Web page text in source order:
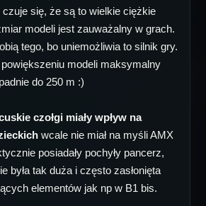
czuje się, że są to wielkie ciężkie
modeli jest zauważalny w grach.
tego, bo uniemożliwia to silnik gry.
modeli maksymalny
do 250 m :)
czołgi miały wpływ na
wcale nie miał na myśli AMX
posiadały pochyły pancerz,
była tak duża i często zasłonięta
elementów jak np w B1 bis.